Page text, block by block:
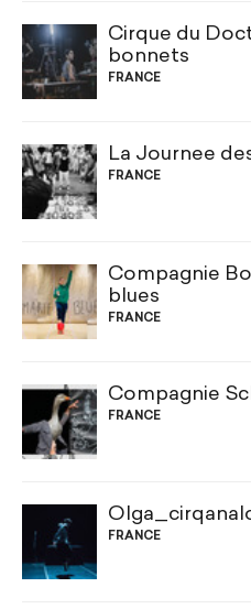
Cirque du
bonnets
FRANCE
La Journee
FRANCE
Compagnie
blues
FRANCE
Compagnie
FRANCE
FRANCE